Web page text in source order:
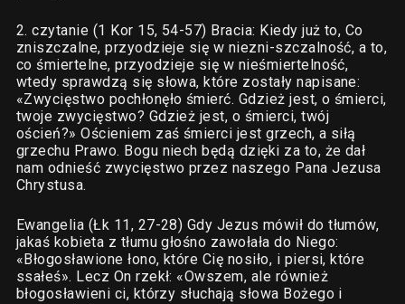
2. czytanie (1 Kor 15, 54-57) Bracia: Kiedy już to, Co
zniszczalne, przyodzieje się w niezni-szczalność, a to,
co śmiertelne, przyodzieje się w nieśmiertelność,
wtedy sprawdzą się słowa, które zostały napisane:
«Zwycięstwo pochłonęło śmierć. Gdzież jest, o śmierci,
twoje zwycięstwo? Gdzież jest, o śmierci, twój
oścień?» Ościeniem zaś śmierci jest grzech, a siłą
grzechu Prawo. Bogu niech będą dzięki za to, że dał
nam odnieść zwycięstwo przez naszego Pana Jezusa
Chrystusa.
Ewangelia (Łk 11, 27-28) Gdy Jezus mówił do tłumów,
jakaś kobieta z tłumu głośno zawołała do Niego:
«Błogosławione łono, które Cię nosiło, i piersi, które
ssałeś». Lecz On rzekł: «Owszem, ale również
błogosławieni ci, którzy słuchają słowa Bożego i